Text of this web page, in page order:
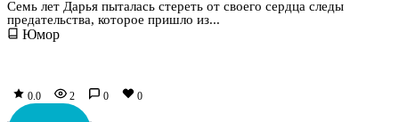
Семь лет Дарья пыталась стереть от своего сердца следы
предательства, которое пришло из...
Юмор
0.0 2 0 0